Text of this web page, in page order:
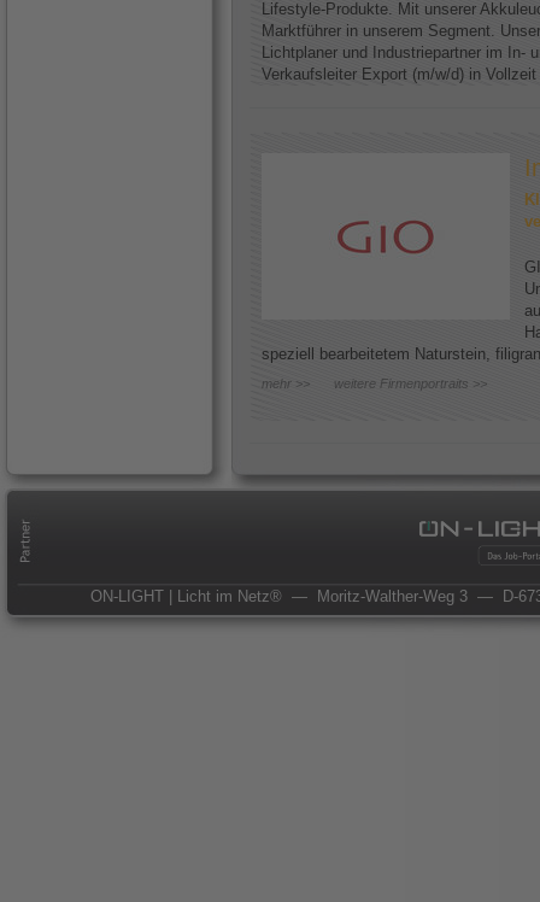
Lifestyle-Produkte. Mit unserer
Marktführer in unserem Segment.
Lichtplaner und Industriepartner im In-
Verkaufsleiter Export (m/w/d) in
speziell bearbeitetem Naturstein,
mehr >> weitere Firmenportraits >>
ON-LIGHT | Licht im Netz® — Moritz-Walther-Weg 3 — D-